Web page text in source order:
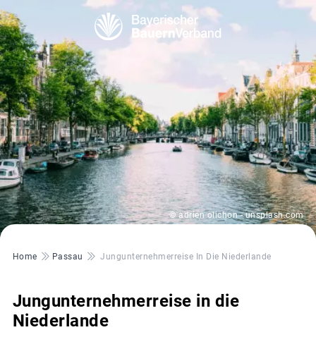
© adrien olichon - unsplash.com
Pfadnavigation
Home Passau Jungunternehmerreise In Die Niederlande
Jungunternehmerreise in die
Niederlande